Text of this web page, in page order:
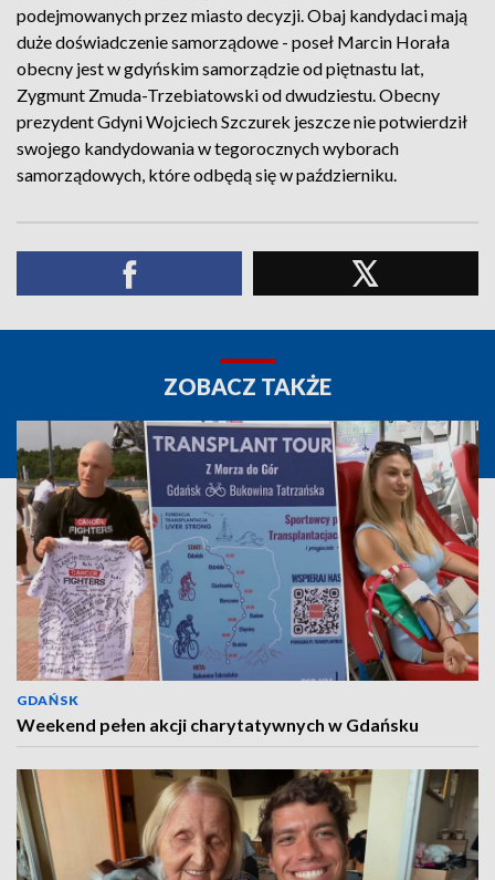
podejmowanych przez miasto decyzji. Obaj kandydaci mają
duże doświadczenie samorządowe - poseł Marcin Horała
obecny jest w gdyńskim samorządzie od piętnastu lat,
Zygmunt Zmuda-Trzebiatowski od dwudziestu. Obecny
prezydent Gdyni Wojciech Szczurek jeszcze nie potwierdził
swojego kandydowania w tegorocznych wyborach
samorządowych, które odbędą się w październiku.
ZOBACZ TAKŻE
GDAŃSK
Weekend pełen akcji charytatywnych w Gdańsku